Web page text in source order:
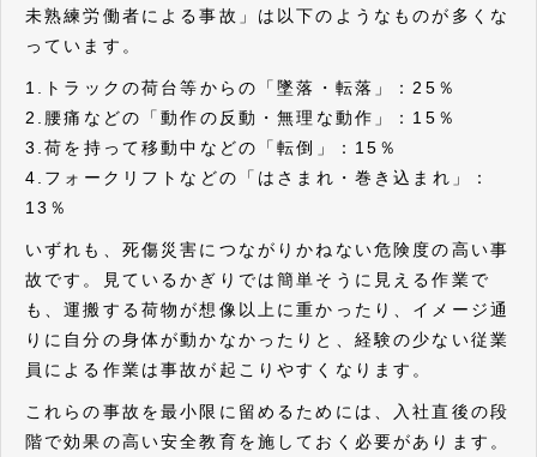
未熟練労働者による事故」は以下のようなものが多くな
っています。
1.トラックの荷台等からの「墜落・転落」：25％
2.腰痛などの「動作の反動・無理な動作」：15％
3.荷を持って移動中などの「転倒」：15％
4.フォークリフトなどの「はさまれ・巻き込まれ」：
13％
いずれも、死傷災害につながりかねない危険度の高い事
故です。見ているかぎりでは簡単そうに見える作業で
も、運搬する荷物が想像以上に重かったり、イメージ通
りに自分の身体が動かなかったりと、経験の少ない従業
員による作業は事故が起こりやすくなります。
これらの事故を最小限に留めるためには、入社直後の段
階で効果の高い安全教育を施しておく必要があります。